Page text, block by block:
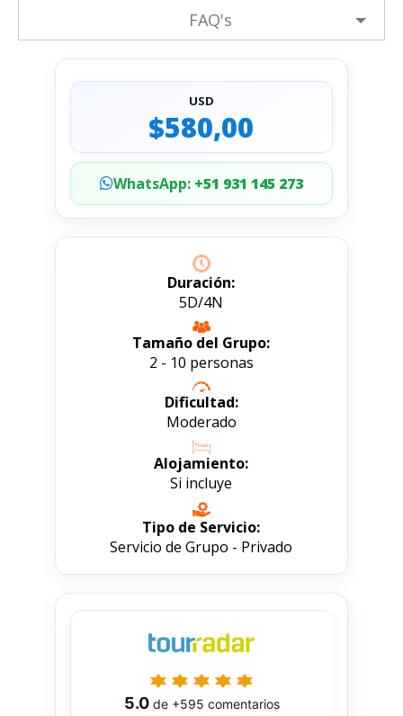
FAQ's
USD
$580,00
WhatsApp:+51 931 145 273
Duración:
5D/4N
Tamaño del Grupo:
2 - 10 personas
Dificultad:
Moderado
Alojamiento:
Si incluye
Tipo de Servicio:
Servicio de Grupo - Privado
5.0de +595 comentarios